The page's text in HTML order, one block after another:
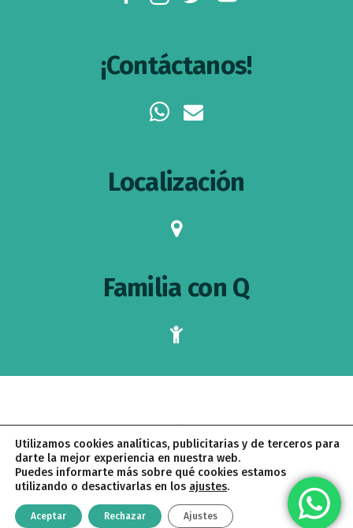
¡Contáctanos!
whatsappenvelope
Localización
map-
Familia con Q
child
POLÍTICA DE COOKIES
CONDICIONES DE CONTRATACIÓN
PALOMA QUINTANA © 2026 · CREADO CON
PROYECTO
PÚRPURA
Utilizamos cookies analíticas, publicitarias y de terceros para
darte la mejor experiencia en nuestra web.
Puedes informarte más sobre qué cookies estamos
utilizando o desactivarlas en los ajustes.
Aceptar Rechazar Ajustes